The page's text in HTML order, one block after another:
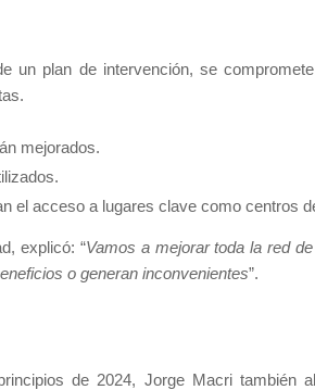
un plan de intervención, se
mejorados.
el acceso a lugares clave como centros
explicó: “Vamos a mejorar toda la red
o generan inconvenientes”.
de 2024, Jorge Macri también